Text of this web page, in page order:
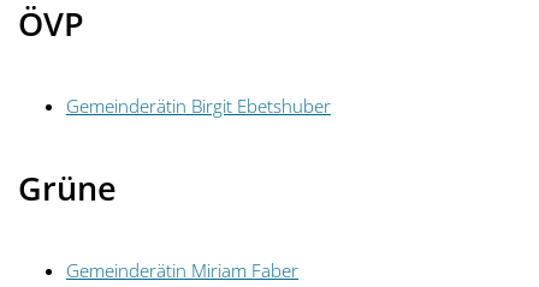
ÖVP
Gemeinderätin Birgit Ebetshuber
Grüne
Gemeinderätin Miriam Faber